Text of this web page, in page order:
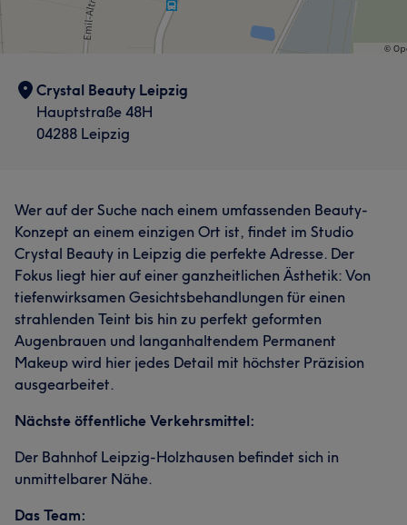
Crystal Beauty Leipzig
Hauptstraße 48H
04288 Leipzig
Wer auf der Suche nach einem umfassenden Beauty-
Konzept an einem einzigen Ort ist, findet im Studio
Crystal Beauty in Leipzig die perfekte Adresse. Der
Fokus liegt hier auf einer ganzheitlichen Ästhetik: Von
tiefenwirksamen Gesichtsbehandlungen für einen
strahlenden Teint bis hin zu perfekt geformten
Augenbrauen und langanhaltendem Permanent
Makeup wird hier jedes Detail mit höchster Präzision
ausgearbeitet.
Nächste öffentliche Verkehrsmittel:
Der Bahnhof Leipzig-Holzhausen befindet sich in
unmittelbarer Nähe.
Das Team: